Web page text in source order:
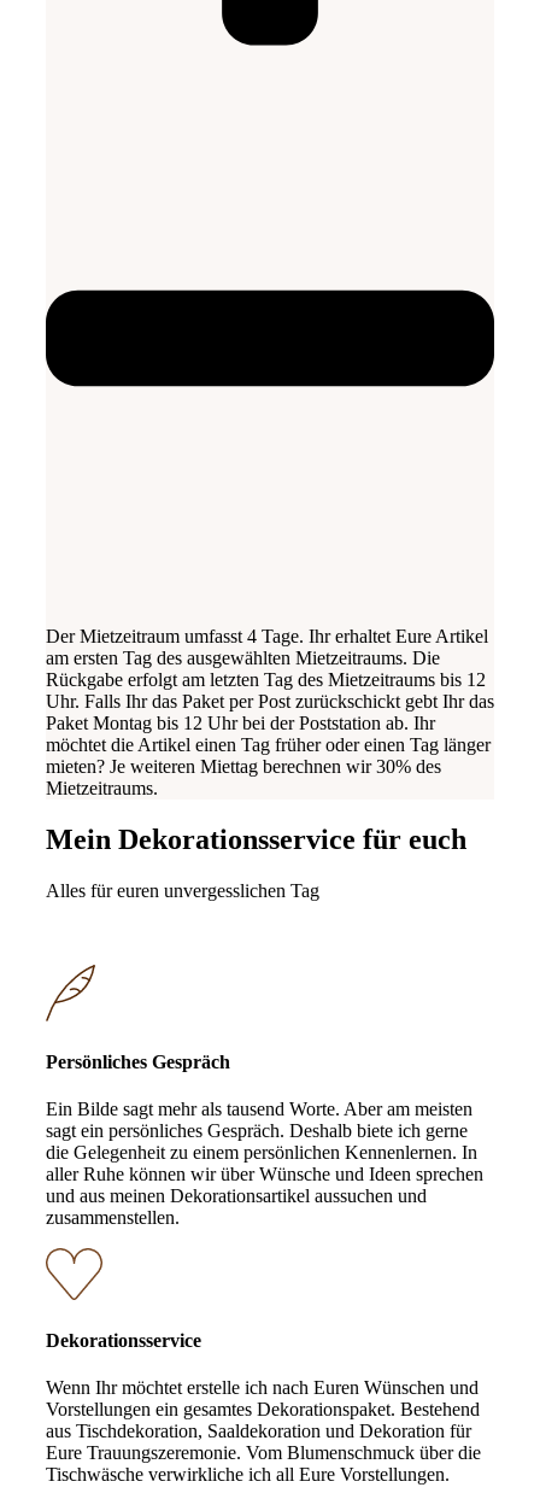
Der Mietzeitraum umfasst 4 Tage. Ihr erhaltet Eure Artikel
am ersten Tag des ausgewählten Mietzeitraums. Die
Rückgabe erfolgt am letzten Tag des Mietzeitraums bis 12
Uhr. Falls Ihr das Paket per Post zurückschickt gebt Ihr das
Paket Montag bis 12 Uhr bei der Poststation ab. Ihr
möchtet die Artikel einen Tag früher oder einen Tag länger
mieten? Je weiteren Miettag berechnen wir 30% des
Mietzeitraums.
Mein Dekorationsservice für euch
Alles für euren unvergesslichen Tag
Persönliches Gespräch
Ein Bilde sagt mehr als tausend Worte. Aber am meisten
sagt ein persönliches Gespräch. Deshalb biete ich gerne
die Gelegenheit zu einem persönlichen Kennenlernen. In
aller Ruhe können wir über Wünsche und Ideen sprechen
und aus meinen Dekorationsartikel aussuchen und
zusammenstellen.
Dekorationsservice
Wenn Ihr möchtet erstelle ich nach Euren Wünschen und
Vorstellungen ein gesamtes Dekorationspaket. Bestehend
aus Tischdekoration, Saaldekoration und Dekoration für
Eure Trauungszeremonie. Vom Blumenschmuck über die
Tischwäsche verwirkliche ich all Eure Vorstellungen.